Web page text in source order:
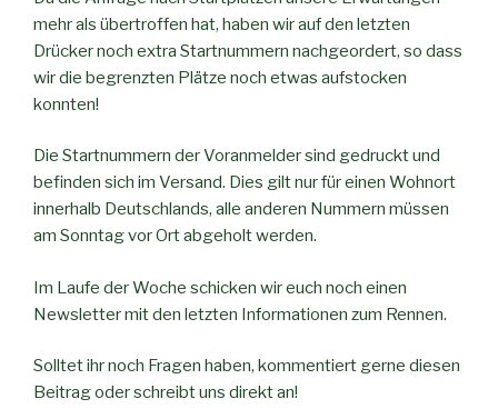
mehr als übertroffen hat, haben wir auf den letzten
Drücker noch extra Startnummern nachgeordert, so dass
wir die begrenzten Plätze noch etwas aufstocken
konnten!
Die Startnummern der Voranmelder sind gedruckt und
befinden sich im Versand. Dies gilt nur für einen Wohnort
innerhalb Deutschlands, alle anderen Nummern müssen
am Sonntag vor Ort abgeholt werden.
Im Laufe der Woche schicken wir euch noch einen
Newsletter mit den letzten Informationen zum Rennen.
Solltet ihr noch Fragen haben, kommentiert gerne diesen
Beitrag oder schreibt uns direkt an!